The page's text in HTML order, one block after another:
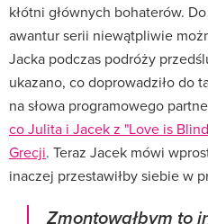
kłótni głównych bohaterów.
awantur serii niewątpliwie
Jacka podczas podróży
ukazano, co doprowadziło do
na słowa programowego
co Julita i Jacek z "Love is
Grecji. Teraz Jacek mówi
inaczej przestawiłby siebie w
Zmontowałbym to